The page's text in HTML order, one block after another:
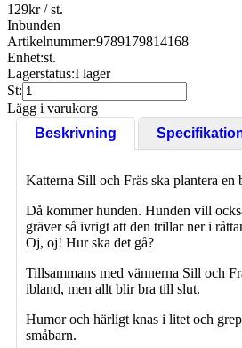
129kr/ st.
Inbunden
Artikelnummer:9789179814168
Enhet:st.
Lagerstatus:I lager
St:
Lägg i varukorg
Beskrivning
Katterna Sill och Fräs ska plantera en
Då kommer hunden. Hunden vill
gräver så ivrigt att den trillar ner i
Oj, oj! Hur ska det gå?
Tillsammans med vännerna Sill och
ibland, men allt blir bra till slut.
Humor och härligt knas i litet och
småbarn.